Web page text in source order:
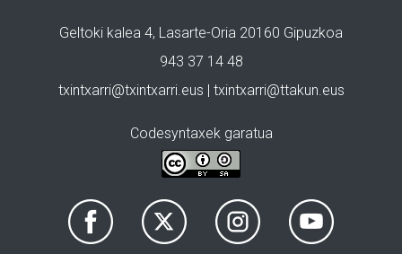
Geltoki kalea 4, Lasarte-Oria 20160 Gipuzkoa
943 37 14 48
txintxarri@txintxarri.eus | txintxarri@ttakun.eus
Codesyntaxek garatua